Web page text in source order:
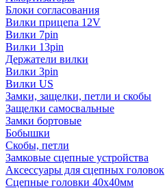
Блоки согласования
Вилки прицепа 12V
Вилки 7pin
Вилки 13pin
Держатели вилки
Вилки 3pin
Вилки US
Замки, защелки, петли и скобы
Защелки самосвальные
Замки бортовые
Бобышки
Скобы, петли
Замковые сцепные устройства
Аксессуары для сцепных головок
Сцепные головки 40x40мм